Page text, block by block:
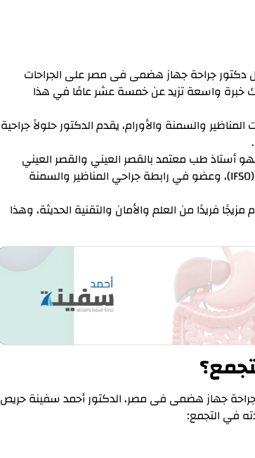
دكتور جراحة جهاز هضمى فى مصر على الجراحات
خبرة واسعة تزيد عن خمسة عشر عامًا في هذا
والسمنة والأورام، يقدم الدكتور حلولاً جراحية
أستاذ طب معتمد بالقصر العيني والقصر العيني
الفرنساوي، وعضو في الفدرالية الدولية لجراحات السمنة والسكر (IFSO)، وعضو في رابطة جراحي المناظير والسمنة
فريدًا من العلم والأمان والتقنية الحديثة، وهذا
جهاز هضمى فى مصر، الدكتور أحمد سفينة حريص
في التجمع: